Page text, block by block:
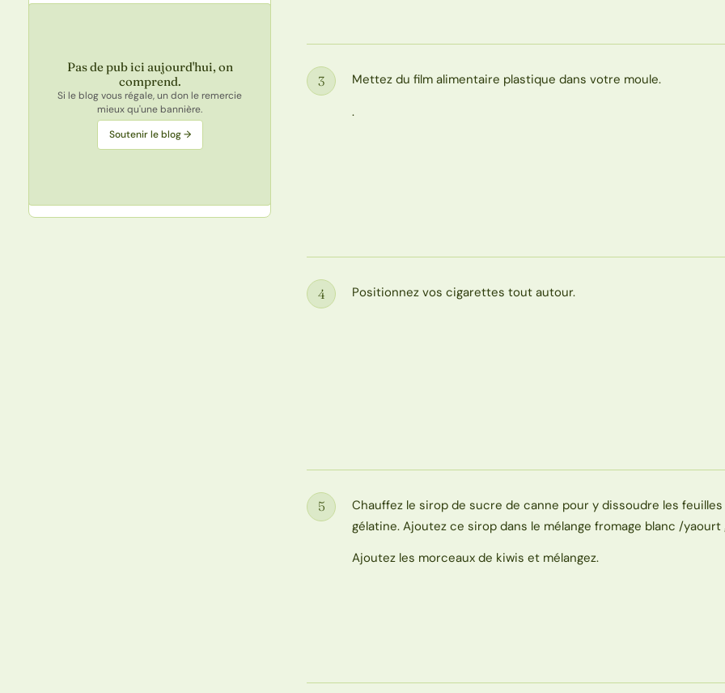
Pas de pub ici aujourd'hui, on
comprend.
Si le blog vous régale, un don le remercie
mieux qu'une bannière.
Soutenir le blog →
Étape
3
Mettez du film alimentaire plastique dans votre moule.
.
Étape
4 Positionnez vos cigarettes tout autour.
Étape
5
Chauffez le sirop de sucre de canne pour y dissoudre les
gélatine. Ajoutez ce sirop dans le mélange fromage blanc /yaourt
Ajoutez les morceaux de kiwis et mélangez.